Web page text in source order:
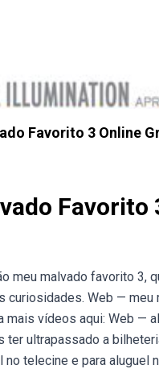
Favorito 3 Online
Favorito
meu malvado favorito 3,
curiosidades. Web —
vídeos aqui: Web —
ter ultrapassado a
telecine e para aluguel